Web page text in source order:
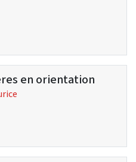
en orientation